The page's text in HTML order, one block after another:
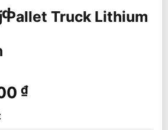
Pallet Truck Lithium
₫